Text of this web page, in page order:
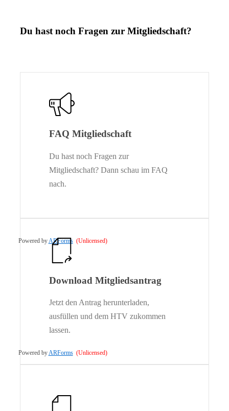
Du hast noch Fragen zur Mitgliedschaft?
FAQ Mitgliedschaft
Du hast noch Fragen zur
Mitgliedschaft? Dann schau im FAQ
nach.
Download Mitgliedsantrag
Jetzt den Antrag herunterladen,
ausfüllen und dem HTV zukommen
lassen.